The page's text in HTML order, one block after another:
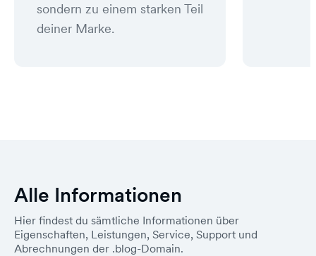
sondern zu einem starken Teil
deiner Marke.
Alle Informationen
Hier findest du sämtliche Informationen über
Eigenschaften, Leistungen, Service, Support und
Abrechnungen der .blog-Domain.